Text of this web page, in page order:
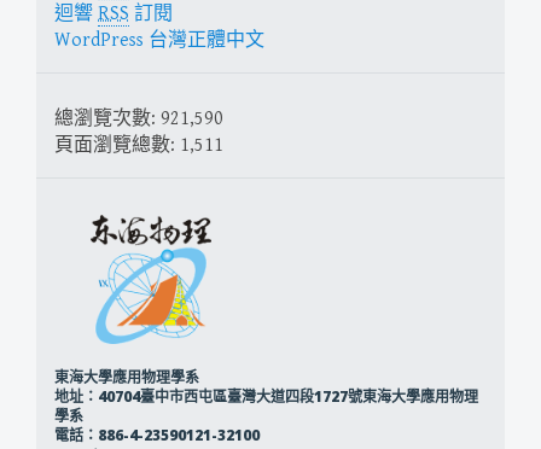
迴響 RSS 訂閱
WordPress 台灣正體中文
總瀏覽次數: 921,590
頁面瀏覽總數: 1,511
東海大學應用物理學系
地址：40704臺中市西屯區臺灣大道四段1727號東海大學應用物理
學系
電話：886-4-23590121-32100